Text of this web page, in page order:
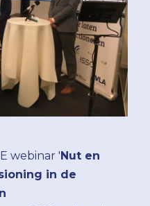
webinar 'Nut en
in de